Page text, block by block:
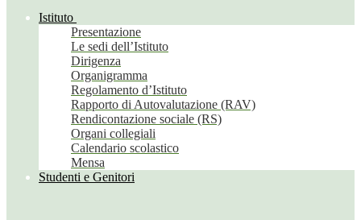
Istituto
Presentazione
Le sedi dell’Istituto
Dirigenza
Organigramma
Regolamento d’Istituto
Rapporto di Autovalutazione (RAV)
Rendicontazione sociale (RS)
Organi collegiali
Calendario scolastico
Mensa
Studenti e Genitori